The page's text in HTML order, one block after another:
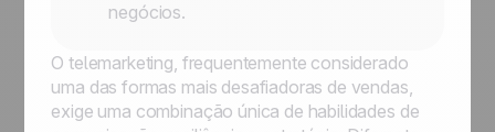
negócios.
O telemarketing, frequentemente considerado
uma das formas mais desafiadoras de vendas,
exige uma combinação única de habilidades de